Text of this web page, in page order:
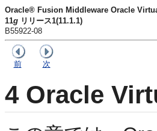
Oracle® Fusion Middleware Oracle
11g リリース1(11.1.1)
B55922-08
前 次
4Oracle